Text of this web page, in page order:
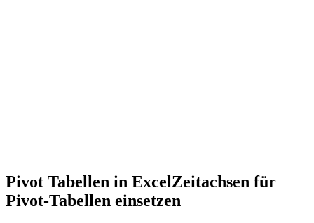
Pivot Tabellen in ExcelZeitachsen für
Pivot-Tabellen einsetzen